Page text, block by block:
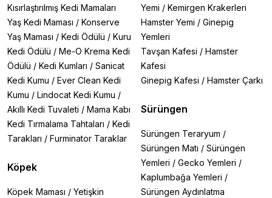
Kısırlaştırılmış Kedi Mamaları
Yaş Kedi Maması / Konserve
Yaş Maması / Kedi Ödülü / Kuru
Kedi Ödülü / Me-O Krema Kedi
Ödülü / Kedi Kumları / Sanicat
Kedi Kumu / Ever Clean Kedi
Kumu / Lindocat Kedi Kumu /
Akıllı Kedi Tuvaleti / Mama Kabı
Kedi Tırmalama Tahtaları / Kedi
Tarakları / Furminator Taraklar
Köpek
Köpek Maması / Yetişkin
Yemi / Kemirgen Krakerleri
Hamster Yemi / Ginepig
Yemleri
Tavşan Kafesi / Hamster
Kafesi
Ginepig Kafesi / Hamster Çarkı
Sürüngen
Sürüngen Teraryum /
Sürüngen Matı / Sürüngen
Yemleri / Gecko Yemleri /
Kaplumbağa Yemleri /
Sürüngen Aydınlatma